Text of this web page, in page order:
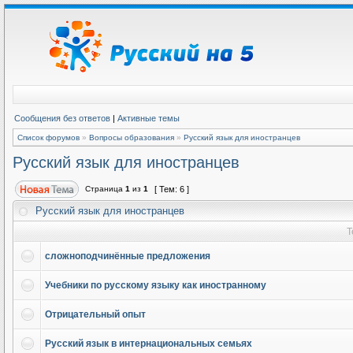
Сообщения без ответов | Активные темы
Список форумов » Вопросы образования » Русский язык для иностранцев
Русский язык для иностранцев
Страница 1 из 1 [ Тем: 6 ]
Русский язык для иностранцев
сложноподчинённые предложения
Учебники по русскому языку как иностранному
Отрицательный опыт
Русский язык в интернациональных семьях